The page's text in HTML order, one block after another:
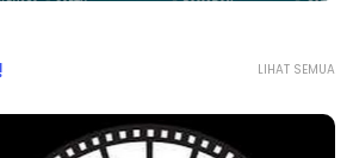
LIHAT SEMUA